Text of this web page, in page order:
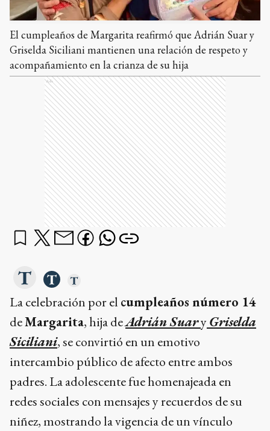
El cumpleaños de Margarita reafirmó que Adrián Suar y
Griselda Siciliani mantienen una relación de respeto y
acompañamiento en la crianza de su hija
Ads
La celebración por el cumpleaños número 14
deMargarita, hija deAdrián SuaryGriselda
Siciliani, se convirtió en un emotivo
intercambio público de afecto entre ambos
padres. La adolescente fue homenajeada en
redes sociales con mensajes y recuerdos de su
niñez, mostrando la vigencia de un vínculo